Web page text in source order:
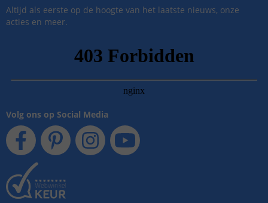
Altijd als eerste op de hoogte van het laatste nieuws, onze
acties en meer.
Volg ons op Social Media